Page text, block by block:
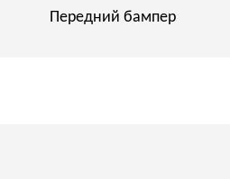
Передний бампер